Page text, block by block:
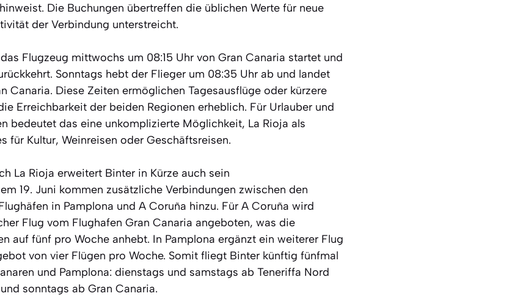
Die Buchungen übertreffen die üblichen Werte für neue
der Verbindung unterstreicht.
Flugzeug mittwochs um 08:15 Uhr von Gran Canaria startet und
Sonntags hebt der Flieger um 08:35 Uhr ab und landet
Canaria. Diese Zeiten ermöglichen Tagesausflüge oder kürzere
Erreichbarkeit der beiden Regionen erheblich. Für Urlauber und
bedeutet das eine unkomplizierte Möglichkeit, La Rioja als
für Kultur, Weinreisen oder Geschäftsreisen.
La Rioja erweitert Binter in Kürze auch sein
19. Juni kommen zusätzliche Verbindungen zwischen den
in Pamplona und A Coruña hinzu. Für A Coruña wird
Flug vom Flughafen Gran Canaria angeboten, was die
auf fünf pro Woche anhebt. In Pamplona ergänzt ein weiterer Flug
von vier Flügen pro Woche. Somit fliegt Binter künftig fünfmal
und Pamplona: dienstags und samstags ab Teneriffa Nord
sonntags ab Gran Canaria.